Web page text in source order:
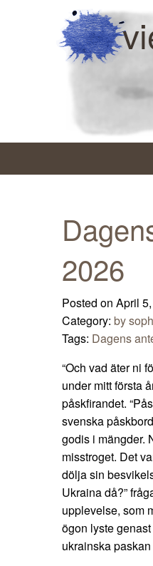
2026
Posted on April
Category: by
Tags: Dagens
“Och vad äter ni
under mitt första
påskfirandet.
svenska
godis i mängder.
misstroget. Det
dölja sin
Ukraina då?”
upplevelse, som
ögon lyste
ukrainska paskan